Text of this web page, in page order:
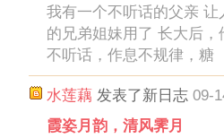
我有一个不听话的父亲
的兄弟姐妹用了 长大后
不听话，作息不规律，糖
水莲藕 发表了新日志 09-
霞姿月韵，清风霁月